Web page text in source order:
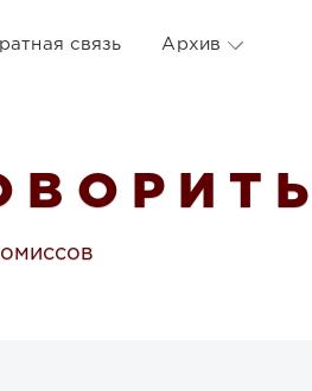
связь Архив
О Р И Т Ь